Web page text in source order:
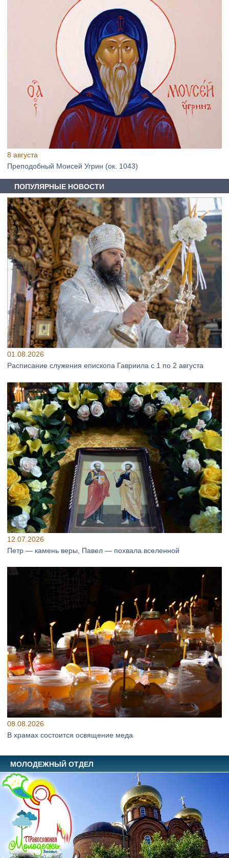
8 августа
Преподобный Моисей Угрин (ок. 1043)
ПОПУЛЯРНЫЕ НОВОСТИ
01.08.2026
Расписание служения епископа Гавриила с 1 по 2 августа
12.07.2026
Петр — камень веры, Павел — похвала вселенной
08.08.2026
В храмах состоится освящение меда
МОЛОДЕЖНЫЙ ОТДЕЛ